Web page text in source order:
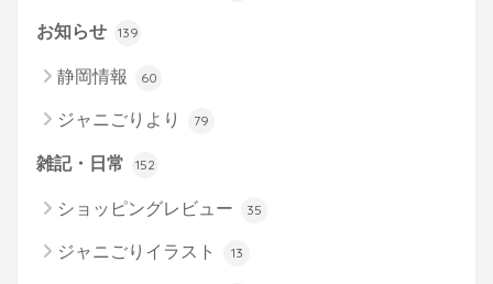
お知らせ 139
静岡情報 60
ジャニごりより 79
雑記・日常 152
ショッピングレビュー 35
ジャニごりイラスト 13